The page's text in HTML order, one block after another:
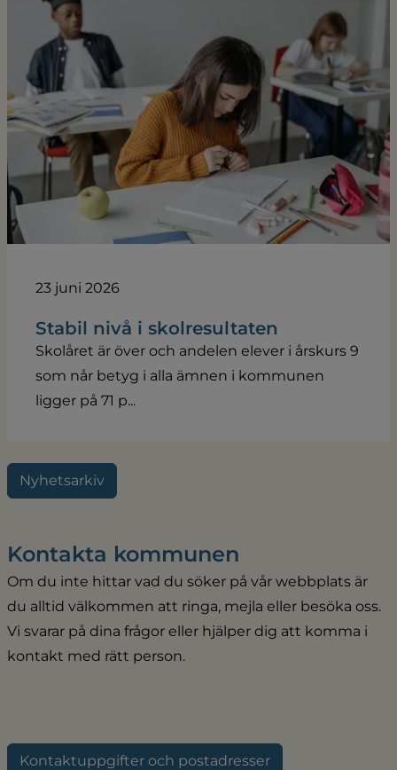
23 juni 2026
Stabil nivå i skolresultaten
Skolåret är över och andelen elever i årskurs 9
som når betyg i alla ämnen i kommunen
ligger på 71 p...
Nyhetsarkiv
Kontakta kommunen
Om du inte hittar vad du söker på vår webbplats är
du alltid välkommen att ringa, mejla eller besöka oss.
Vi svarar på dina frågor eller hjälper dig att komma i
kontakt med rätt person.
Kontaktuppgifter och postadresser